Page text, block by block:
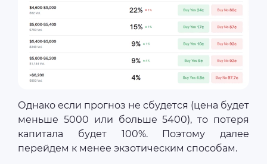
Однако если прогноз не сбудется (цена будет
меньше 5000 или больше 5400), то потеря
капитала будет 100%. Поэтому далее
перейдем к менее экзотическим способам.